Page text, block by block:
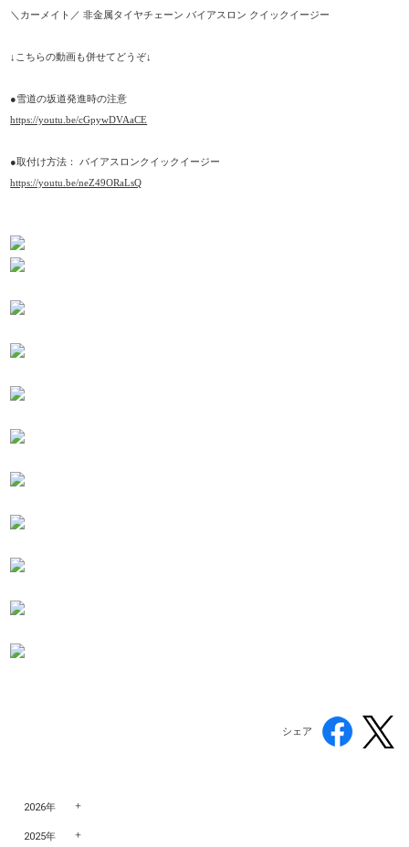
＼カーメイト／ 非金属タイヤチェーン バイアスロン クイックイージー
↓こちらの動画も併せてどうぞ↓
●雪道の坂道発進時の注意
https://youtu.be/cGpywDVAaCE
●取付け方法： バイアスロンクイックイージー
https://youtu.be/neZ49ORaLsQ
シェア
2026年
2025年